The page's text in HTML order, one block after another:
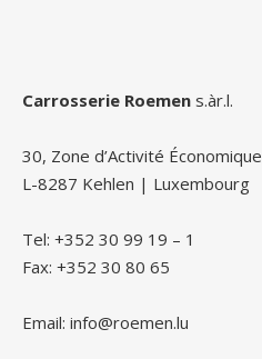
Carrosserie Roemen s.àr.l.
30, Zone d’Activité Économique
L-8287 Kehlen | Luxembourg
Tel: +352 30 99 19 – 1
Fax: +352 30 80 65
Email: info@roemen.lu